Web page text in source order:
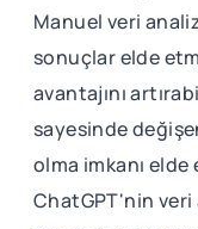
Manuel veri
sonuçlar elde
avantajını
sayesinde
olma imkanı elde
ChatGPT'nin